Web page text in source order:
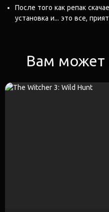
После того как репак
установка и... это все,
Вам может